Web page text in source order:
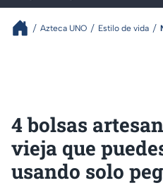
Azteca UNO Estilo de vida
4 bolsas
vieja que
usando solo